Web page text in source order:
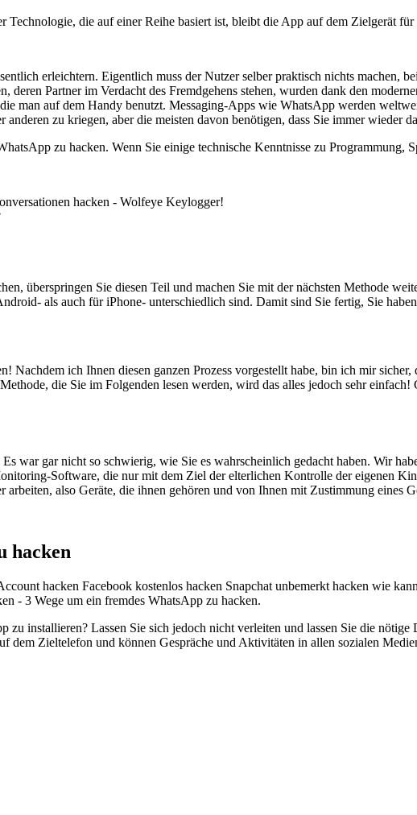
die auf einer Reihe basiert ist, bleibt die App auf dem Zielgerät für
erleichtern. Eigentlich muss der Nutzer selber praktisch nichts machen,
Partner im Verdacht des Fremdgehens stehen, wurden dank den
man auf dem Handy benutzt. Messaging-Apps wie WhatsApp werden
zu kriegen, aber die meisten davon benötigen, dass Sie immer wieder
zu hacken. Wenn Sie einige technische Kenntnisse zu Programmung,
hacken - Wolfeye Keylogger!
überspringen Sie diesen Teil und machen Sie mit der nächsten Methode
als auch für iPhone- unterschiedlich sind. Damit sind Sie fertig, Sie
Nachdem ich Ihnen diesen ganzen Prozess vorgestellt habe, bin ich mir
die Sie im Folgenden lesen werden, wird das alles jedoch sehr
war gar nicht so schwierig, wie Sie es wahrscheinlich gedacht haben. Wir
Software, die nur mit dem Ziel der elterlichen Kontrolle der eigenen
also Geräte, die ihnen gehören und von Ihnen mit Zustimmung eines
hacken
hacken Facebook kostenlos hacken Snapchat unbemerkt hacken wie
- 3 Wege um ein fremdes WhatsApp zu hacken.
zu installieren? Lassen Sie sich jedoch nicht verleiten und lassen Sie die
dem Zieltelefon und können Gespräche und Aktivitäten in allen sozialen